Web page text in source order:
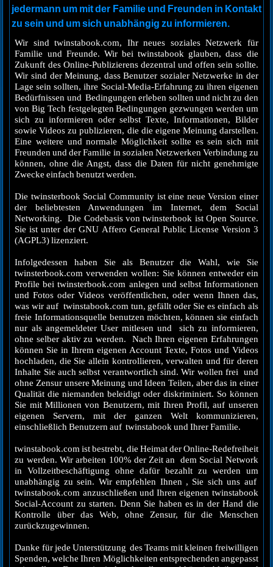
jedermann um mit der Familie und Freunden in Kontakt
zu sein und um sich unabhängig zu informieren.
Wir sind twinstabook.com, Ihr neues soziales Netzwerk für
Familie und Freunde. Wir bei twinstabook glauben, dass die
Zukunft des Online-Publizierens dezentral und offen sein sollte.
Wir sind der Meinung, dass Benutzer sozialer Netzwerke in der
Lage sein sollten, ihre Social-Media-Erfahrung zu ihren eigenen
Bedürfnissen und Bedingungen erleben sollten und nicht zu den
von Big Tech festgelegten Bedingungen gezwungen werden um
sich zu informieren oder selbst Texte, Informationen, Bilder
sowie Videos zu publizieren, die die eigene Meinung darstellen.
Eine weitere und normale Möglichkeit sollte es sein sich mit
Freunden und der Familie in sozialen Netzwerken Verbindung zu
können, ohne die Angst, dass die Daten für nicht genehmigte
Zwecke einfach benutzt werden.
Die twinsterbook Social Community ist eine neue Version einer
der beliebtesten Anwendungen im Internet, dem Social
Networking. Die Codebasis von twinsterbook ist Open Source.
Sie ist unter der GNU Affero General Public License Version 3
(AGPL3) lizenziert.
Infolgedessen haben Sie als Benutzer die Wahl, wie Sie
twinsterbook.com verwenden wollen: Sie können entweder ein
Profile bei twinsterbook.com anlegen und selbst Informationen
und Fotos oder Videos veröffentlichen, oder wenn Ihnen das,
was wir auf twinstabook.com tun, gefällt oder Sie es einfach als
freie Informationsquelle benutzen möchten, können sie einfach
nur als angemeldeter User mitlesen und sich zu informieren,
ohne selber aktiv zu werden. Nach Ihren eigenen Erfahrungen
können Sie in Ihrem eigenen Account Texte, Fotos und Videos
hochladen, die Sie allein kontrollieren, verwalten und für deren
Inhalte Sie auch selbst verantwortlich sind. Wir wollen frei und
ohne Zensur unsere Meinung und Ideen Teilen, aber das in einer
Qualität die niemanden beleidigt oder diskriminiert. So können
Sie mit Millionen von Benutzern, mit Ihren Profil, auf unseren
eigenen Servern, mit der ganzen Welt kommunizieren,
einschließlich Benutzern auf twinstabook und Ihrer Familie.
twinstabook.com ist bestrebt, die Heimat der Online-Redefreiheit
zu werden. Wir arbeiten 100% der Zeit an dem Social Network
in Vollzeitbeschäftigung ohne dafür bezahlt zu werden um
unabhängig zu sein. Wir empfehlen Ihnen , Sie sich uns auf
twinstabook.com anzuschließen und Ihren eigenen twinstabook
Social-Account zu starten. Denn Sie haben es in der Hand die
Kontrolle über das Web, ohne Zensur, für die Menschen
zurückzugewinnen.
Danke für jede Unterstützung des Teams mit kleinen freiwilligen
Spenden, welche Ihren Möglichkeiten entsprechenden angepasst